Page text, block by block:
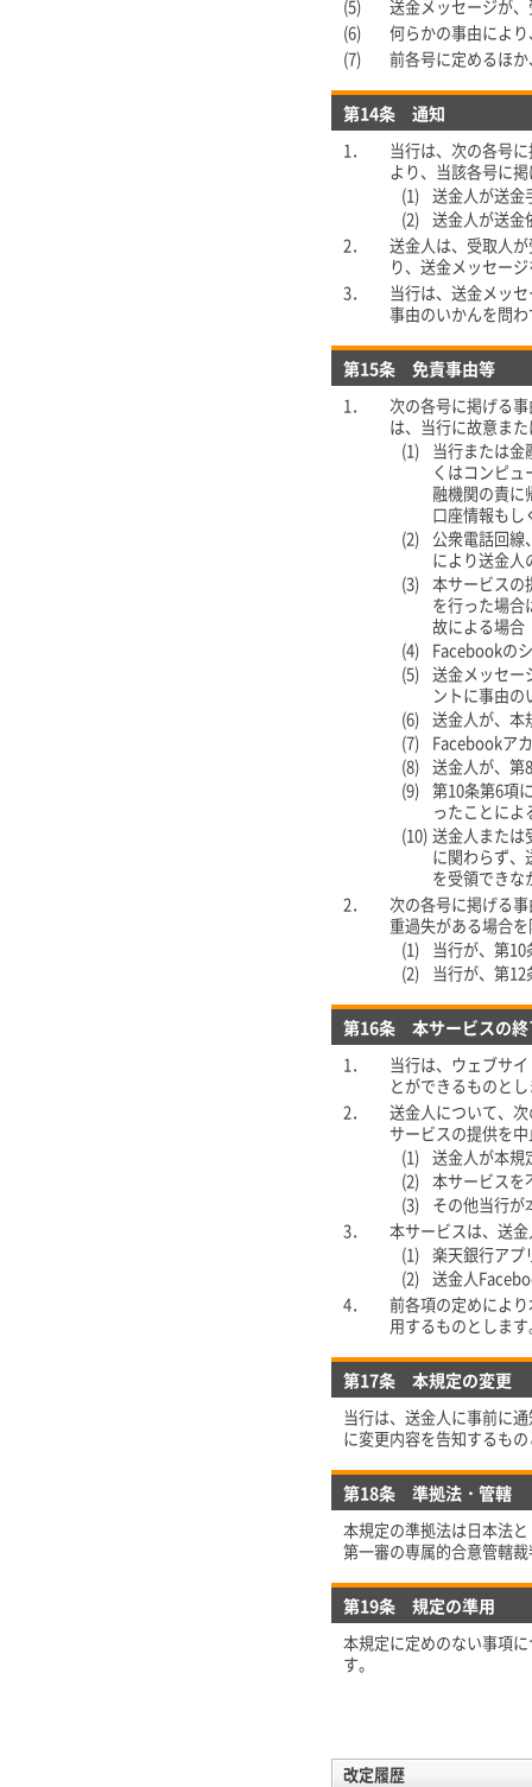
(5)
送金メッセージが
(6)
何らかの事由によ
(7)
前各号に定めるほ
第14条 通知
1．
当行は、次の各号
より、当該各号に
(1) 送金人が送金
(2) 送金人が送金
2．
送金人は、受取人
り、送金メッセー
3．
当行は、送金メッ
事由のいかんを問
第15条 免責事由等
1．
次の各号に掲げる
は、当行に故意ま
(1)
当行または金
くはコンピ
融機関の責に
口座情報もし
(2)
公衆電話回線
により送金人
(3) 本サービスの
を行った場合
故による場合
(4)
Facebookの
(5) 送金メッセー
ントに事由
(6) 送金人が、本
(7)
Facebookア
(8) 送金人が、第
(9) 第10条第6項
ったことによ
(10) 送金人または
に関わらず、
を受領できな
2．
次の各号に掲げる
重過失がある場合
(1)
当行が、第
(2)
当行が、第
第16条 本サービスの終
1．
当行は、ウェブサ
とができるものと
2．
送金人について、
サービスの提供を
(1) 送金人が本規
(2) 本サービスを
(3)
その他当行が
3．
本サービスは、送
(1) 楽天銀行アプ
(2) 送金人
4．
前各項の定めによ
用するものとしま
第17条 本規定の変更
当行は、送金人に事前に
に変更内容を告知するも
第18条 準拠法・管轄
本規定の準拠法は日本法
第一審の専属的合意管轄
第19条 規定の準用
本規定に定めのない事項
す。
改定履歴